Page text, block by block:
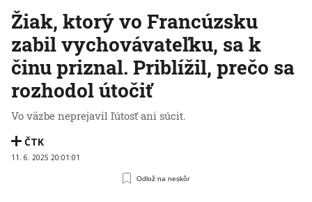
Žiak, ktorý vo Francúzsku
zabil vychovávateľku, sa k
činu priznal. Priblížil, prečo sa
rozhodol útočiť
Vo väzbe neprejavil ľútosť ani súcit.
ČTK
11. 6. 2025 20:01:01
Odlož na neskôr